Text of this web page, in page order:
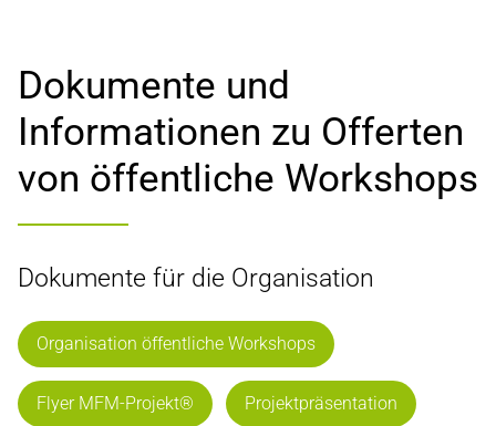
Dokumente und
Informationen zu Offerten
von öffentliche Workshops
Dokumente für die Organisation
Organisation öffentliche Workshops
Flyer MFM-Projekt® Projektpräsentation